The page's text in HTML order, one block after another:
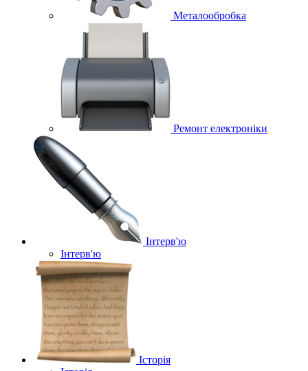
Металообробка
Ремонт електроніки
Інтерв'ю
Інтерв'ю
Історія